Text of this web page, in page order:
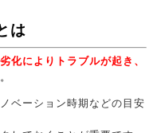
は
化によりトラブルが起き、
ベーション時期などの目安